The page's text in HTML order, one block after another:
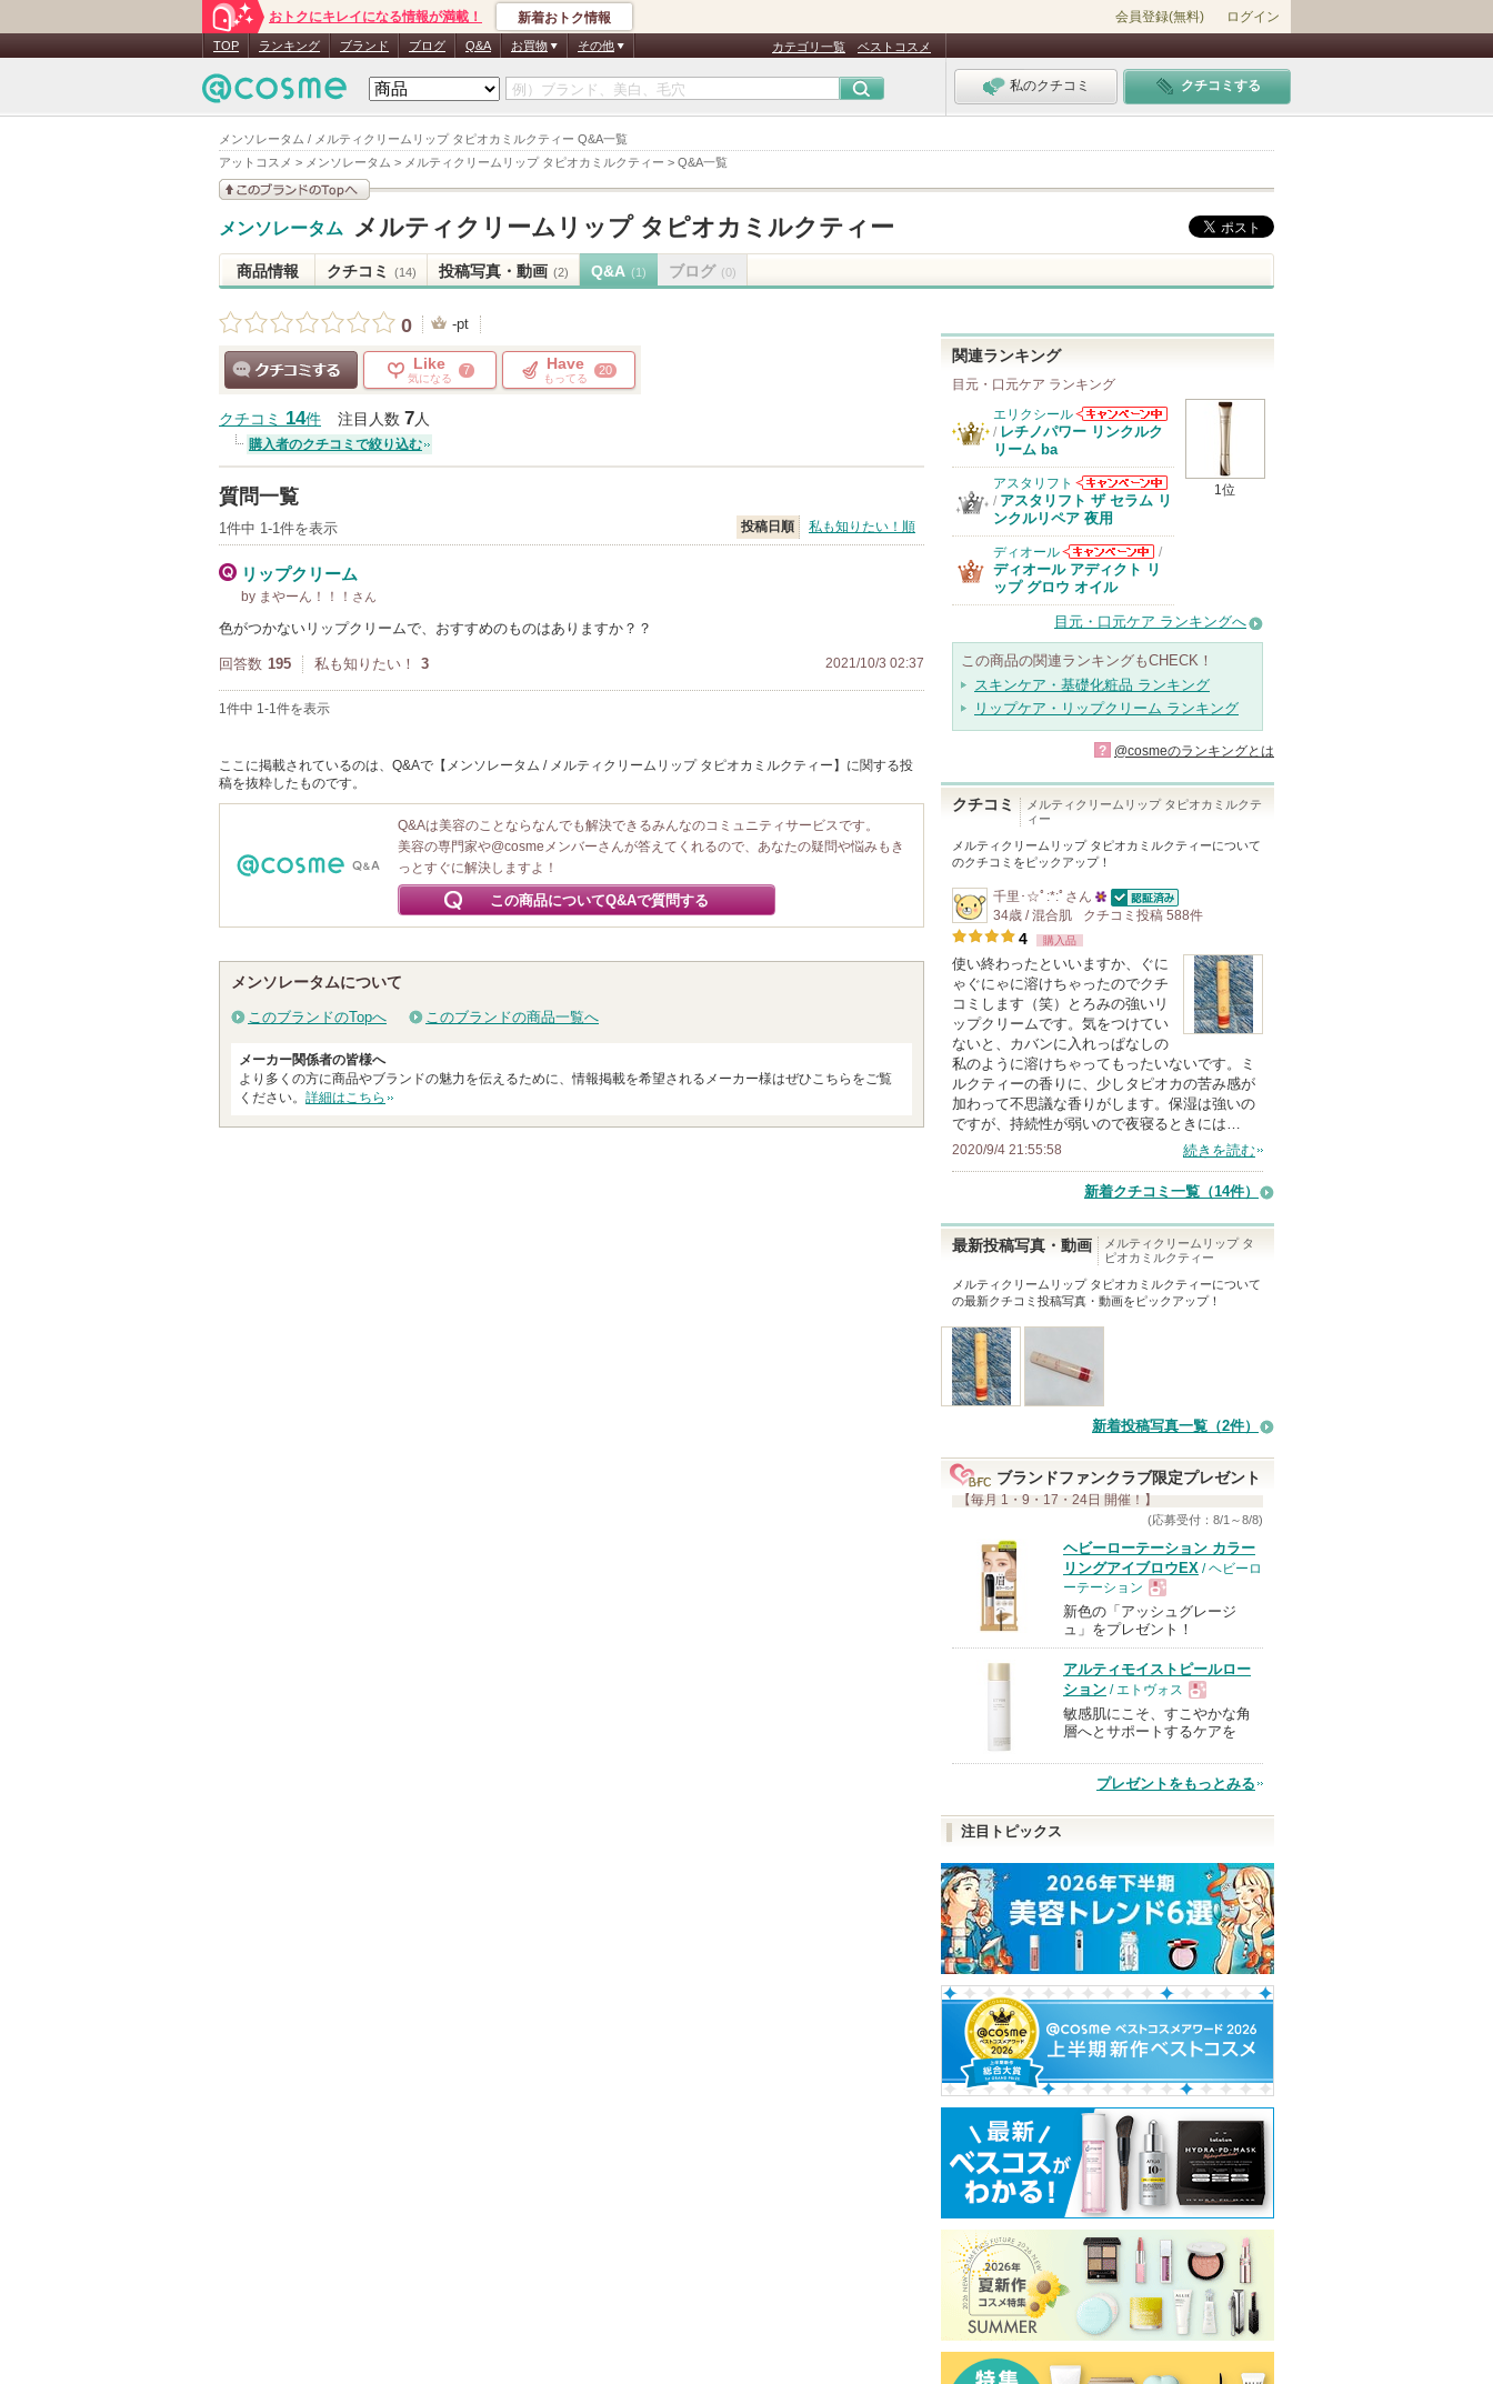
メンソレータム / メルティクリームリップ タピオカミルクティー Q&A一覧
アットコスメ > メンソレータム > メルティクリームリップ タピオカミルクティー > Q&A一覧
おトクにキレイになる情報が満載！ 新着おトク情報 会員登録(無料) ログイン
TOP ランキング ブランド ブログ Q&A お買物 その他 カテゴリ一覧 ベストコスメ
私のクチコミ クチコミする
メンソレータム メルティクリームリップ タピオカミルクティー
商品情報 クチコミ (14) 投稿写真・動画 (2) Q&A (1) ブログ (0)
0 -pt
Like
気になる
7 Have
もってる
20
クチコミ 14件 注目人数 7人
購入者のクチコミで絞り込む
質問一覧
1件中 1-1件を表示 投稿日順 私も知りたい！順
リップクリーム
by まやーん！！！ さん
色がつかないリップクリームで、おすすめのものはありますか？？
回答数 195 私も知りたい！ 3 2021/10/3 02:37
1件中 1-1件を表示
ここに掲載されているのは、Q&Aで【メンソレータム / メルティクリームリップ タピオカミルクティー】に関する投
稿を抜粋したものです。
Q&Aは美容のことならなんでも解決できるみんなのコミュニティサービスです。
美容の専門家や@cosmeメンバーさんが答えてくれるので、あなたの疑問や悩みもき
っとすぐに解決しますよ！
この商品についてQ&Aで質問する
メンソレータムについて
このブランドのTopへ このブランドの商品一覧へ
メーカー関係者の皆様へ
より多くの方に商品やブランドの魅力を伝えるために、情報掲載を希望されるメーカー様はぜひこちらをご覧
ください。 詳細はこちら
関連ランキング
目元・口元ケア ランキング
1位
エリクシール
エリクシールか
/ レチノパワー リンクルク
リーム ba
アスタリフト
アスタリフトか
らのお知らせが
/ アスタリフト ザ セラム リ
ンクルリペア 夜用
ディオール
ディオールから
のお知らせがあ
/
ディオール アディクト リ
ップ グロウ オイル
目元・口元ケア ランキングへ
この商品の関連ランキングもCHECK！
スキンケア・基礎化粧品 ランキング
リップケア・リップクリーム ランキング
? @cosmeのランキングとは
クチコミ
メルティクリームリップ タピオカミルクテ
ィー
メルティクリームリップ タピオカミルクティーについて
のクチコミをピックアップ！
千里･☆ﾟ:*:ﾟ さん
25
以
上
の
メ
ン
バ
ー
お
に
入
り
て
ま
す
認証済
34歳 / 混合肌 クチコミ投稿 588件
4 購入品
使い終わったといいますか、ぐに
ゃぐにゃに溶けちゃったのでクチ
コミします（笑）とろみの強いリ
ップクリームです。気をつけてい
ないと、カバンに入れっぱなしの
私のように溶けちゃってもったいないです。ミ
ルクティーの香りに、少しタピオカの苦み感が
加わって不思議な香りがします。保湿は強いの
ですが、持続性が弱いので夜寝るときには…
2020/9/4 21:55:58 続きを読む
新着クチコミ一覧 （14件）
最新投稿写真・動画
メルティクリームリップ タ
ピオカミルクティー
メルティクリームリップ タピオカミルクティーについて
の最新クチコミ投稿写真・動画をピックアップ！
新着投稿写真一覧（2件）
ブランドファンクラブ限定プレゼント
【毎月 1・9・17・24日 開催！】
(応募受付：8/1～8/8)
ヘビーローテーション カラー
リングアイブロウEX / ヘビーロ
ーテーション
現
品
新色の「アッシュグレージ
ュ」をプレゼント！
アルティモイストピールロー
ション / エトヴォス
現
品
敏感肌にこそ、すこやかな角
層へとサポートするケアを
プレゼントをもっとみる
注目トピックス